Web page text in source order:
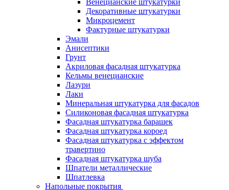
Венецианские штукатурки
Декоративные штукатурки
Микроцемент
Фактурные штукатурки
Эмали
Анисептики
Грунт
Акриловая фасадная штукатурка
Кельмы венецианские
Лазури
Лаки
Минеральная штукатурка для фасадов
Силиконовая фасадная штукатурка
Фасадная штукатурка барашек
Фасадная штукатурка короед
Фасадная штукатурка с эффектом
травертино
Фасадная штукатурка шуба
Шпатели металлические
Шпатлевка
Напольные покрытия